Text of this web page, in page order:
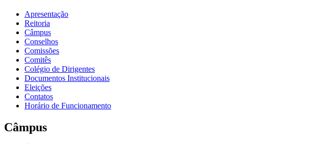
Apresentação
Reitoria
Câmpus
Conselhos
Comissões
Comitês
Colégio de Dirigentes
Documentos Institucionais
Eleições
Contatos
Horário de Funcionamento
Câmpus